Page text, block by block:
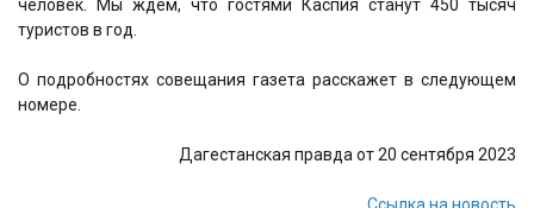
человек. Мы ждем, что гостями Каспия станут 450 тысяч
туристов в год.
О подробностях совещания газета расскажет в следующем
номере.
Дагестанская правда от 20 сентября 2023
Ссылка на новость